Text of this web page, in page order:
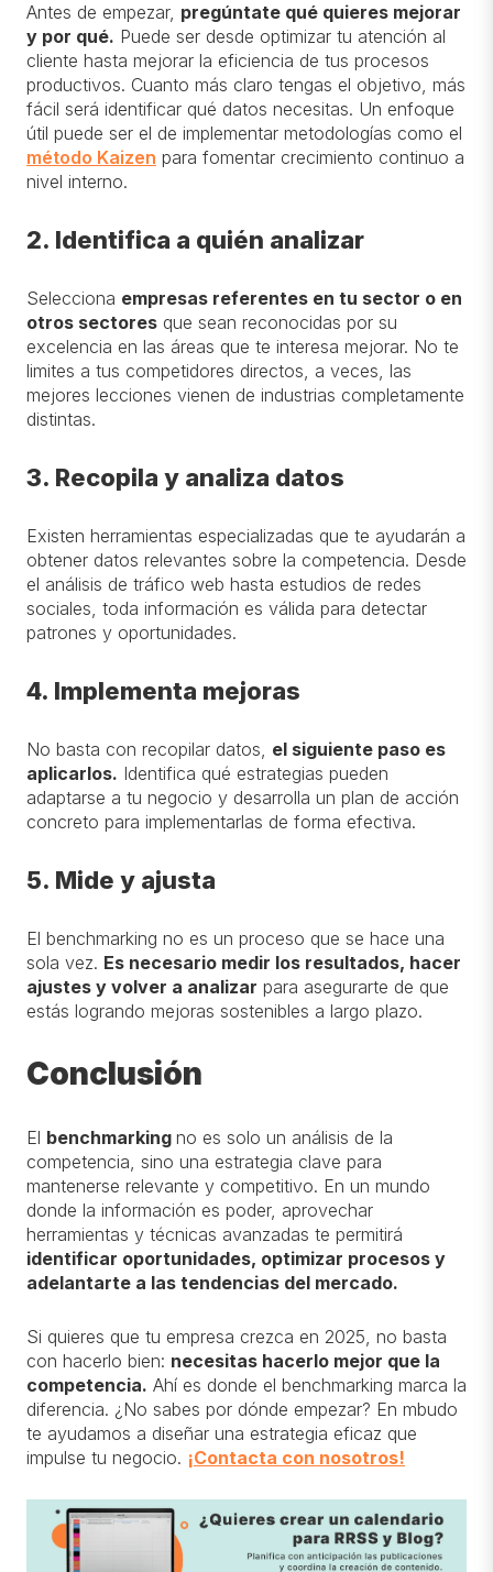
Antes de empezar, pregúntate qué quieres mejorar
y por qué. Puede ser desde optimizar tu atención al
cliente hasta mejorar la eficiencia de tus procesos
productivos. Cuanto más claro tengas el objetivo, más
fácil será identificar qué datos necesitas. Un enfoque
útil puede ser el de implementar metodologías como el
método Kaizen para fomentar crecimiento continuo a
nivel interno.
2. Identifica a quién analizar
Selecciona empresas referentes en tu sector o en
otros sectores que sean reconocidas por su
excelencia en las áreas que te interesa mejorar. No te
limites a tus competidores directos, a veces, las
mejores lecciones vienen de industrias completamente
distintas.
3. Recopila y analiza datos
Existen herramientas especializadas que te ayudarán a
obtener datos relevantes sobre la competencia. Desde
el análisis de tráfico web hasta estudios de redes
sociales, toda información es válida para detectar
patrones y oportunidades.
4. Implementa mejoras
No basta con recopilar datos, el siguiente paso es
aplicarlos. Identifica qué estrategias pueden
adaptarse a tu negocio y desarrolla un plan de acción
concreto para implementarlas de forma efectiva.
5. Mide y ajusta
El benchmarking no es un proceso que se hace una
sola vez. Es necesario medir los resultados, hacer
ajustes y volver a analizar para asegurarte de que
estás logrando mejoras sostenibles a largo plazo.
Conclusión
El benchmarking no es solo un análisis de la
competencia, sino una estrategia clave para
mantenerse relevante y competitivo. En un mundo
donde la información es poder, aprovechar
herramientas y técnicas avanzadas te permitirá
identificar oportunidades, optimizar procesos y
adelantarte a las tendencias del mercado.
Si quieres que tu empresa crezca en 2025, no basta
con hacerlo bien: necesitas hacerlo mejor que la
competencia. Ahí es donde el benchmarking marca la
diferencia. ¿No sabes por dónde empezar? En mbudo
te ayudamos a diseñar una estrategia eficaz que
impulse tu negocio. ¡Contacta con nosotros!